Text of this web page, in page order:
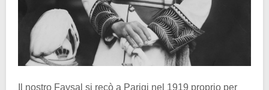
Il nostro Fayṣal si recò a Parigi nel 1919 proprio per